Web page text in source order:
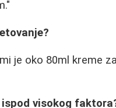
je oko 80ml kreme
visokog